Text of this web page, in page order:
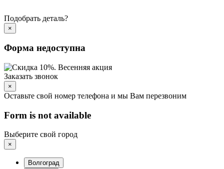
Подобрать деталь?
×
Форма недоступна
Заказать звонок
×
Оставьте свой номер телефона и мы Вам перезвоним
Form is not available
Выберите свой город
×
Волгоград